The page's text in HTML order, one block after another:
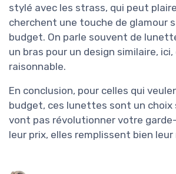
stylé avec les strass, qui peut
cherchent une touche de glamour
budget. On parle souvent de
un bras pour un design similaire,
raisonnable.
En conclusion, pour celles qui
budget, ces lunettes sont un choix
vont pas révolutionner votre
leur prix, elles remplissent bien leur